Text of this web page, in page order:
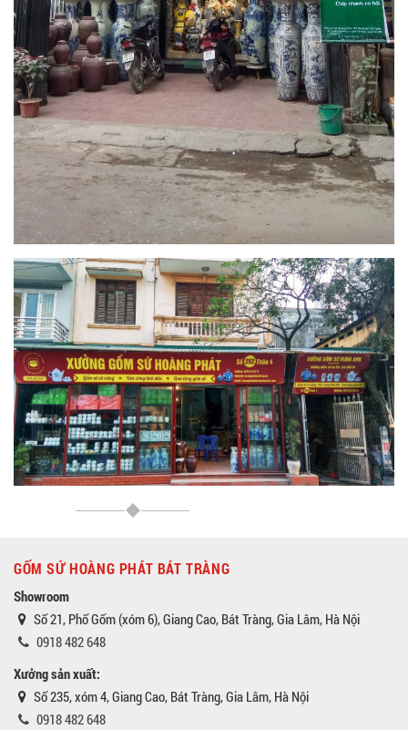
GỐM SỨ HOÀNG PHÁT BÁT TRÀNG
Showroom
Số 21, Phố Gốm (xóm 6), Giang Cao, Bát Tràng, Gia Lâm, Hà Nội
0918 482 648
Xưởng sản xuất:
Số 235, xóm 4, Giang Cao, Bát Tràng, Gia Lâm, Hà Nội
0918 482 648